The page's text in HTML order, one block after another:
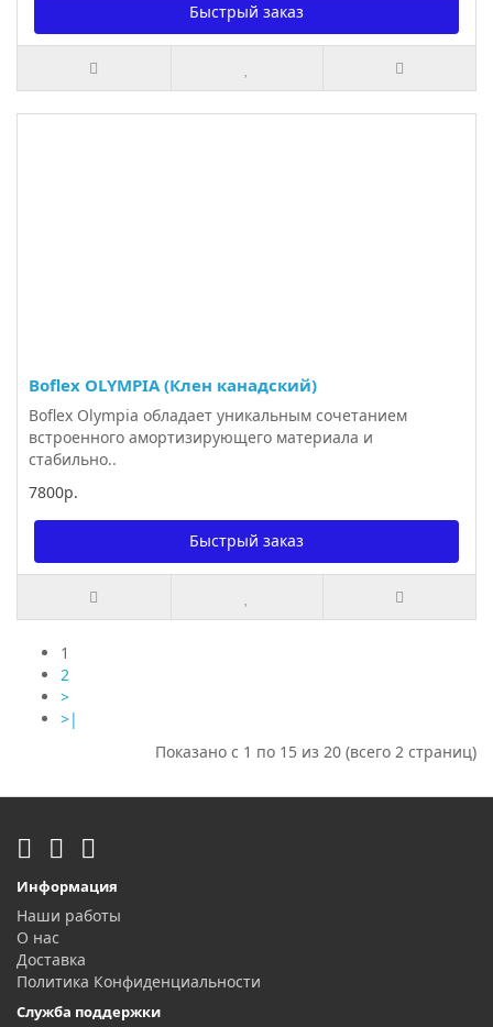
Быстрый заказ
Boflex OLYMPIA (Клен канадский)
Boflex Olympia обладает уникальным сочетанием
встроенного амортизирующего материала и
стабильно..
7800р.
Быстрый заказ
1
2
>
>|
Показано с 1 по 15 из 20 (всего 2 страниц)
Информация
Наши работы
О нас
Доставка
Политика Конфиденциальности
Служба поддержки